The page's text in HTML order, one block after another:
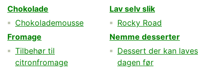
Chokolade
Chokolademousse
Fromage
Tilbehør til
citronfromage
Lav selv slik
Rocky Road
Nemme desserter
Dessert der kan laves
dagen før